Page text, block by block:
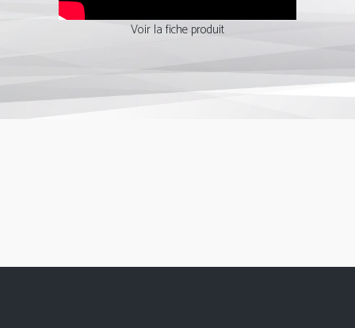
Voir la fiche produit